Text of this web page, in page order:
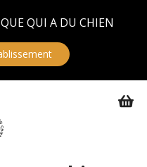
QUI A DU CHIEN